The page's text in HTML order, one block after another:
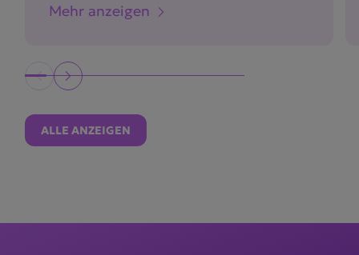
Mehr anzeigen
ALLE ANZEIGEN